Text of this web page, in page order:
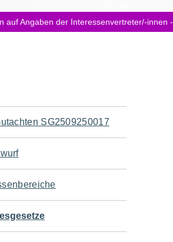
auf Angaben der Interessenvertreter/-innen -
SG2509250017